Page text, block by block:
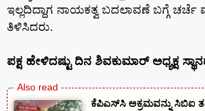
ಇಲ್ಲದಿದ್ದಾಗ ನಾಯಕತ್ವ ಬದಲಾವಣೆ ಬಗ್ಗೆ
ತಿಳಿಸಿದರು.
ಪಕ್ಷ ಹೇಳಿದಷ್ಟು ದಿನ ಶಿವಕುಮಾರ್ ಅಧ್ಯಕ್ಷ
ಕೆಪಿಎಸ್‍ಸಿ ಅಕ್ರಮವನ್ನು ಸಿಬಿಐ